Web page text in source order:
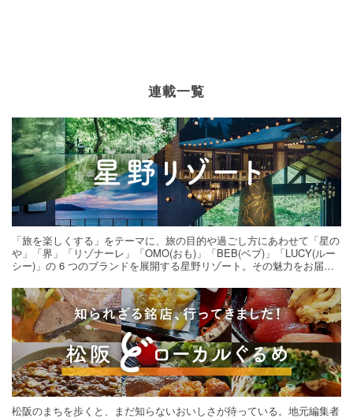
連載一覧
「旅を楽しくする」をテーマに、旅の目的や過ごし方にあわせて「星の
や」「界」「リゾナーレ」「OMO(おも)」「BEB(ベブ)」「LUCY(ルー
シー)」の 6 つのブランドを展開する星野リゾート。その魅力をお届け
松阪のまちを歩くと、まだ知らないおいしさが待っている。地元編集者